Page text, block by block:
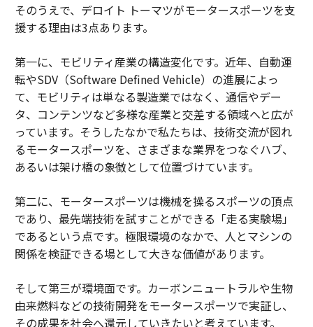
そのうえで、デロイト トーマツがモータースポーツを支
援する理由は3点あります。
第一に、モビリティ産業の構造変化です。近年、自動運
転やSDV（Software Defined Vehicle）の進展によっ
て、モビリティは単なる製造業ではなく、通信やデー
タ、コンテンツなど多様な産業と交差する領域へと広が
っています。そうしたなかで私たちは、技術交流が図れ
るモータースポーツを、さまざまな業界をつなぐハブ、
あるいは架け橋の象徴として位置づけています。
第二に、モータースポーツは機械を操るスポーツの頂点
であり、最先端技術を試すことができる「走る実験場」
であるという点です。極限環境のなかで、人とマシンの
関係を検証できる場として大きな価値があります。
そして第三が環境面です。カーボンニュートラルや生物
由来燃料などの技術開発をモータースポーツで実証し、
その成果を社会へ還元していきたいと考えています。